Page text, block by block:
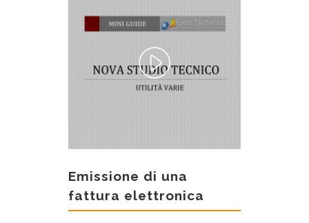
Emissione di una
fattura elettronica